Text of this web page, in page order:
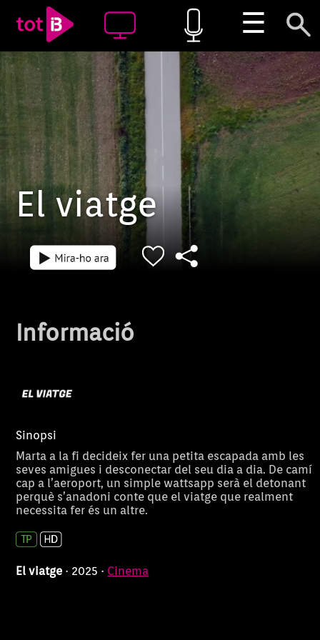
☰
El viatge
Informació
Sinopsi
Marta a la fi decideix fer una petita escapada amb les
seves amigues i desconectar del seu dia a dia. De camí
cap a l’aeroport, un simple wattsapp serà el detonant
perquè s’anadoni conte que el viatge que realment
necessita fer és un altre.
El viatge · 2025 · Cinema